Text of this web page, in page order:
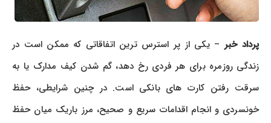
پرداد خبر– یکی از پر استرس ترین اتفاقاتی که ممکن است در
زندگی روزمره برای هر فردی رخ دهد، گم شدن کیف مدارک یا به
سرقت رفتن کارت های بانکی است. در چنین شرایطی، حفظ
خونسردی و انجام اقدامات سریع و صحیح، مرز باریک میان حفظ